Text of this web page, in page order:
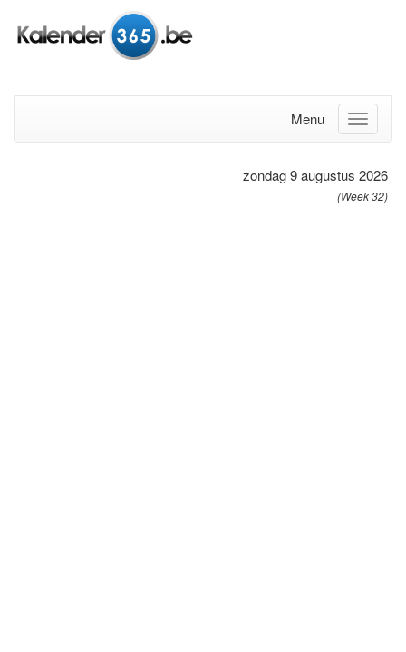
Menu
zondag 9 augustus 2026
(Week 32)